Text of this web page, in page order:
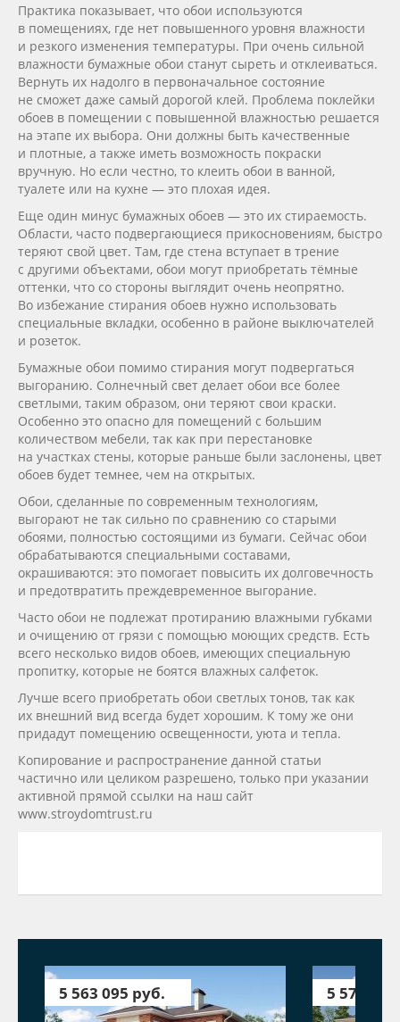
Практика показывает, что обои используются
в помещениях, где нет повышенного уровня влажности
и резкого изменения температуры. При очень сильной
влажности бумажные обои станут сыреть и отклеиваться.
Вернуть их надолго в первоначальное состояние
не сможет даже самый дорогой клей. Проблема поклейки
обоев в помещении с повышенной влажностью решается
на этапе их выбора. Они должны быть качественные
и плотные, а также иметь возможность покраски
вручную. Но если честно, то клеить обои в ванной,
туалете или на кухне — это плохая идея.
Еще один минус бумажных обоев — это их стираемость.
Области, часто подвергающиеся прикосновениям, быстро
теряют свой цвет. Там, где стена вступает в трение
с другими объектами, обои могут приобретать тёмные
оттенки, что со стороны выглядит очень неопрятно.
Во избежание стирания обоев нужно использовать
специальные вкладки, особенно в районе выключателей
и розеток.
Бумажные обои помимо стирания могут подвергаться
выгоранию. Солнечный свет делает обои все более
светлыми, таким образом, они теряют свои краски.
Особенно это опасно для помещений с большим
количеством мебели, так как при перестановке
на участках стены, которые раньше были заслонены, цвет
обоев будет темнее, чем на открытых.
Обои, сделанные по современным технологиям,
выгорают не так сильно по сравнению со старыми
обоями, полностью состоящими из бумаги. Сейчас обои
обрабатываются специальными составами,
окрашиваются: это помогает повысить их долговечность
и предотвратить преждевременное выгорание.
Часто обои не подлежат протиранию влажными губками
и очищению от грязи с помощью моющих средств. Есть
всего несколько видов обоев, имеющих специальную
пропитку, которые не боятся влажных салфеток.
Лучше всего приобретать обои светлых тонов, так как
их внешний вид всегда будет хорошим. К тому же они
придадут помещению освещенности, уюта и тепла.
Копирование и распространение данной статьи
частично или целиком разрешено, только при указании
активной прямой ссылки на наш сайт
www.stroydomtrust.ru
5 563 095 руб. 5 579